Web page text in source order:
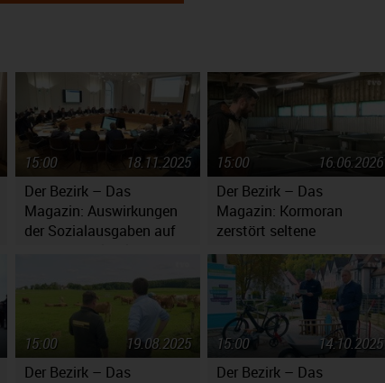
Der Bezirk – Das
Magazin: Auswirkungen
der Sozialausgaben auf
18.11.2025
15:00
Der Bezirk – Das
Magazin: Kormoran
zerstört seltene
Fischbestände
16.06.2026
15:00
Der Bezirk – Das
19.08.2025
15:00
Der Bezirk – Das
14.10.2025
15:00